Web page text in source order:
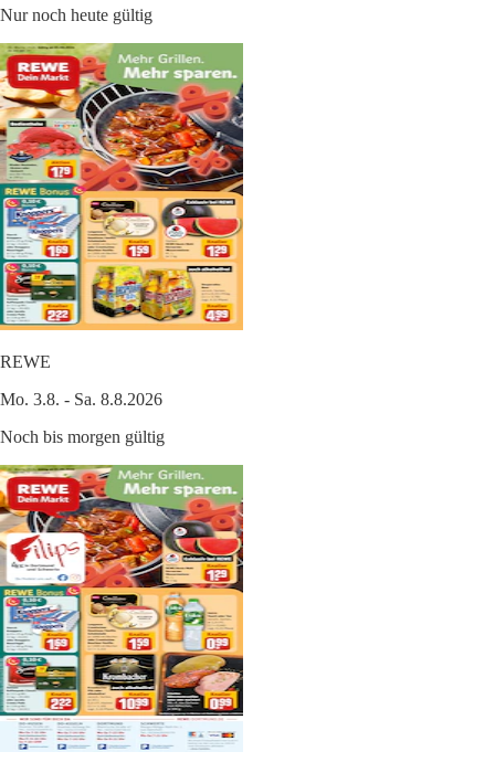
Nur noch heute gültig
REWE
Mo. 3.8. - Sa. 8.8.2026
Noch bis morgen gültig